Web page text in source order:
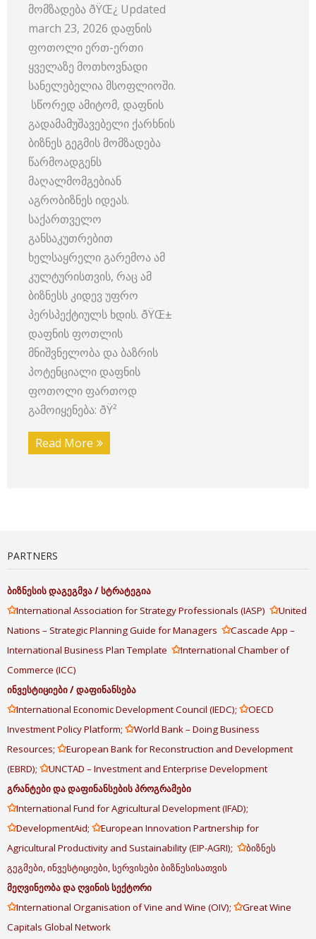
მომზადება ðŸŒ¿ Updated
march 23, 2026 დაფნის
ფოთოლი ერთ-ერთი
ყველაზე მოთხოვნადი
სანელებელია მსოფლიოში.
სწორედ ამიტომ, დაფნის
გადამამუშავებელი ქარხნის
ბიზნეს გეგმის მომზადება
წარმოადგენს
მაღალმომგებიან
აგრობიზნეს იდეას.
საქართველო
განსაკუთრებით
ხელსაყრელი გარემოა ამ
კულტურისთვის, რაც ამ
ბიზნესს კიდევ უფრო
პერსპექტიულს ხდის. ðŸŒ±
დაფნის ფოთლის
მნიშვნელობა და ბაზრის
პოტენციალი დაფნის
ფოთოლი ფართოდ
გამოიყენება: ðŸ²
Read More
PARTNERS
ბიზნესისდაგეგმვა/სტრატეგია
✩International Association for Strategy Professionals (IASP) ✩United
Nations – Strategic Planning Guide for Managers ✩Cascade App –
International Business Plan Template ✩International Chamber of
Commerce (ICC)
ინვესტიციები/დაფინანსება
✩International Economic Development Council (IEDC); ✩OECD
Investment Policy Platform; ✩World Bank – Doing Business
Resources; ✩European Bank for Reconstruction and Development
(EBRD); ✩UNCTAD – Investment and Enterprise Development
გრანტებიდადაფინანსებისპროგრამები
✩International Fund for Agricultural Development (IFAD);
✩DevelopmentAid; ✩European Innovation Partnership for
Agricultural Productivity and Sustainability (EIP-AGRI); ✩ბიზნეს
გეგმები, ინვესტიციები, სერვისები ბიზნესისათვის
მეღვინეობადაღვინისსექტორი
✩International Organisation of Vine and Wine (OIV); ✩Great Wine
Capitals Global Network